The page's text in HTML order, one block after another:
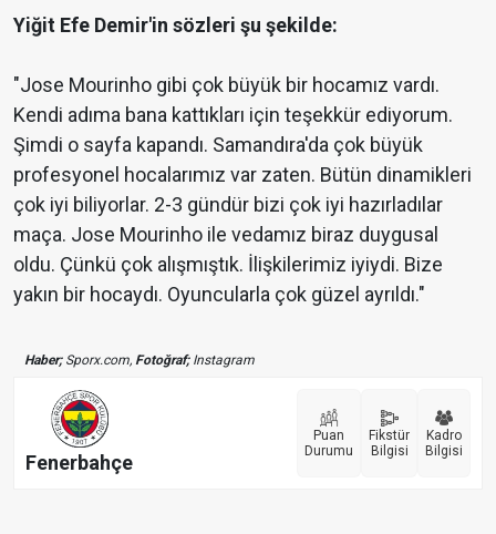
Yiğit Efe Demir'in sözleri şu şekilde:
"Jose Mourinho gibi çok büyük bir hocamız vardı.
Kendi adıma bana kattıkları için teşekkür ediyorum.
Şimdi o sayfa kapandı. Samandıra'da çok büyük
profesyonel hocalarımız var zaten. Bütün dinamikleri
çok iyi biliyorlar. 2-3 gündür bizi çok iyi hazırladılar
maça. Jose Mourinho ile vedamız biraz duygusal
oldu. Çünkü çok alışmıştık. İlişkilerimiz iyiydi. Bize
yakın bir hocaydı. Oyuncularla çok güzel ayrıldı."
Haber;Sporx.com, Fotoğraf;Instagram
Fenerbahçe
Puan
Durumu
Fikstür
Bilgisi
Kadro
Bilgisi